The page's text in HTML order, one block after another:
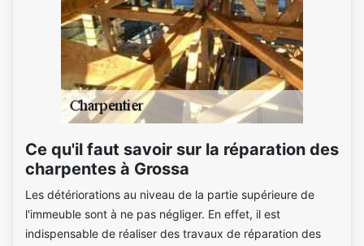
Ce qu'il faut savoir sur la réparation des
charpentes à Grossa
Les détériorations au niveau de la partie supérieure de
l'immeuble sont à ne pas négliger. En effet, il est
indispensable de réaliser des travaux de réparation des